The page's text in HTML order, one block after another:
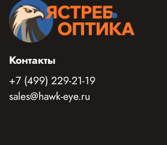
Контакты
+7 (499) 229-21-19
sales@hawk-eye.ru